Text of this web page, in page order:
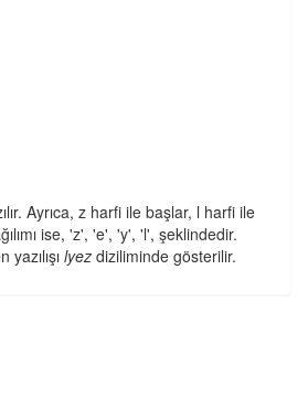
Ayrıca, z harfi ile başlar, l harfi ile
ise, 'z', 'e', 'y', 'l', şeklindedir.
lyez diziliminde gösterilir.